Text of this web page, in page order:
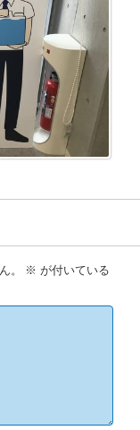
。 ※ が付いている